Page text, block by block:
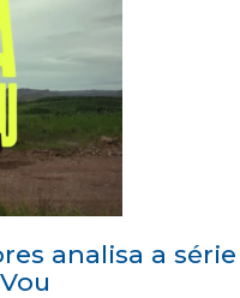
analisa a série